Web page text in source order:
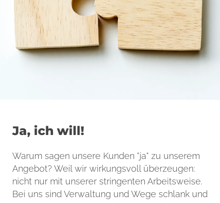
Ja, ich will!
Warum sagen unsere Kunden "ja" zu unserem
Angebot? Weil wir wirkungsvoll überzeugen:
nicht nur mit unserer stringenten Arbeitsweise.
Bei uns sind Verwaltung und Wege schlank und